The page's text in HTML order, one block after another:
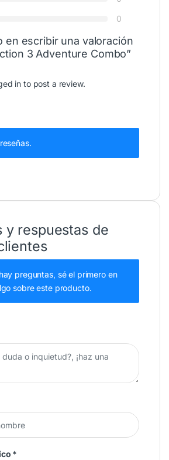
0
en escribir una valoración
3 Adventure Combo”
in to post a review.
y respuestas de
preguntas, sé el primero en
sobre este producto.
*